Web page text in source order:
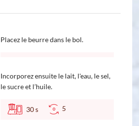
Placez le beurre dans le bol.
Incorporez ensuite le lait, l'eau, le sel,
le sucre et l’huile.
30s 5